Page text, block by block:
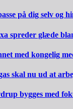
på dig selv og
spreder glæde
med kongelig
skal nu ud at
bygges med